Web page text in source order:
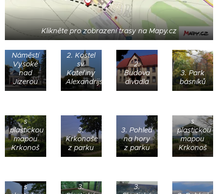
Klikněte pro zobrazení trasy na Mapy.cz
Náměstí
Vysoké
nad
Jizerou
2. Kostel
sv.
Kateřiny
Alexandrijské
2.
Budova
divadla
3. Park
básníků
s
plastickou
mapou
Krkonoš
3.
Krkonoše
z parku
3. Pohled
na hory
z parku
s
plastickou
mapou
Krkonoš
s
3.
3.